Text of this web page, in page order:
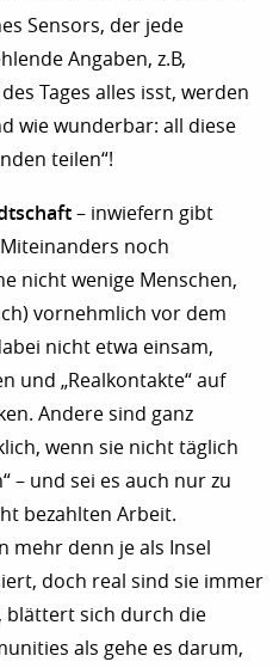
Sensors, der jede
Angaben, z.B,
Tages alles isst, werden
wie wunderbar: all diese
teilen“!
– inwiefern gibt
noch
nicht wenige Menschen,
vornehmlich vor dem
nicht etwa einsam,
und „Realkontakte“ auf
Andere sind ganz
wenn sie nicht täglich
– und sei es auch nur zu
bezahlten Arbeit.
mehr denn je als Insel
doch real sind sie immer
blättert sich durch die
als gehe es darum,